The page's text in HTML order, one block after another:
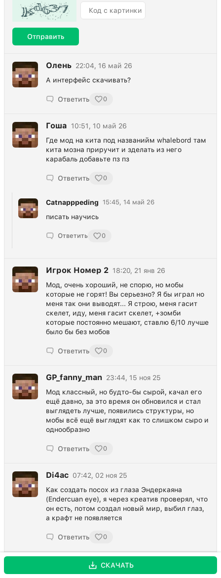
СКАЧАТЬ
Отправить
Олень 22:04, 16 май 26
А интерфейс скачивать?
Ответить 0
Гоша
10:51, 10 май 26
Где мод на кита под названийм whalebord там
кита мозна приручит и зделать из него
карабаль добавьте пз пз
Ответить 0
Catnapppeding 15:45, 14 май 26
писать научись
Ответить 0
Игрок Номер 2 18:20, 21 янв 26
Мод, очень хороший, не спорю, но мобы
которые не горят! Вы серьезно? Я бы играл но
меня так они выводят... Я строю, меня гасит
скелет, иду, меня гасит скелет, +зомби
которые постоянно мешают, ставлю 6/10 лучше
было бы без мобов
Ответить 0
GP_fanny_man 23:44, 15 ноя 25
Мод классный, но будто-бы сырой, качал его
ещё давно, за это время он обновился и стал
выглядеть лучше, появились структуры, но
мобы всё ещё выглядят как то слишком сыро и
однообразно
Ответить 0
Di4ac 07:42, 02 ноя 25
Как создать посох из глаза Эндеркаяна
(Endercuan eye), я через креатив проверял, что
он есть, потом создал новый мир, выбил глаз,
а крафт не появляется
Ответить 0
12:54, 09 сен 25